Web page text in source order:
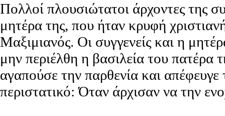
Πολλοί πλουσιώτατοι άρχοντες της
μητέρα της, που ήταν κρυφή
Μαξιμιανός. Οι συγγενείς και η
μην περιέλθη η βασιλεία του πατέρα
αγαπούσε την παρθενία και
περιστατικό: Όταν άρχισαν να την